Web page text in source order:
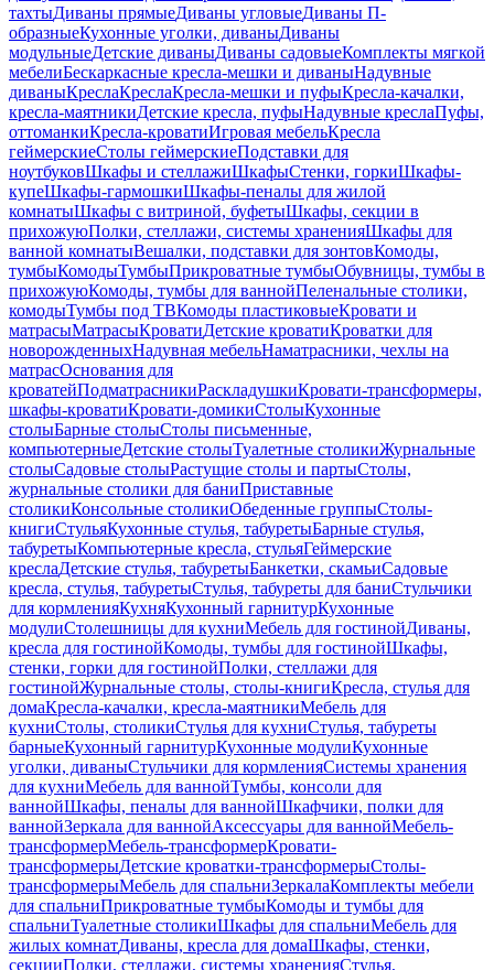
тахтыДиваны прямыеДиваны угловыеДиваны П-
образныеКухонные уголки, диваныДиваны
модульныеДетские диваныДиваны садовыеКомплекты мягкой
мебелиБескаркасные кресла-мешки и диваныНадувные
диваныКреслаКреслаКресла-мешки и пуфыКресла-качалки,
кресла-маятникиДетские кресла, пуфыНадувные креслаПуфы,
оттоманкиКресла-кроватиИгровая мебельКресла
геймерскиеСтолы геймерскиеПодставки для
ноутбуковШкафы и стеллажиШкафыСтенки, горкиШкафы-
купеШкафы-гармошкиШкафы-пеналы для жилой
комнатыШкафы с витриной, буфетыШкафы, секции в
прихожуюПолки, стеллажи, системы храненияШкафы для
ванной комнатыВешалки, подставки для зонтовКомоды,
тумбыКомодыТумбыПрикроватные тумбыОбувницы, тумбы в
прихожуюКомоды, тумбы для ваннойПеленальные столики,
комодыТумбы под ТВКомоды пластиковыеКровати и
матрасыМатрасыКроватиДетские кроватиКроватки для
новорожденныхНадувная мебельНаматрасники, чехлы на
матрасОснования для
кроватейПодматрасникиРаскладушкиКровати-трансформеры,
шкафы-кроватиКровати-домикиСтолыКухонные
столыБарные столыСтолы письменные,
компьютерныеДетские столыТуалетные столикиЖурнальные
столыСадовые столыРастущие столы и партыСтолы,
журнальные столики для баниПриставные
столикиКонсольные столикиОбеденные группыСтолы-
книгиСтульяКухонные стулья, табуретыБарные стулья,
табуретыКомпьютерные кресла, стульяГеймерские
креслаДетские стулья, табуретыБанкетки, скамьиСадовые
кресла, стулья, табуретыСтулья, табуреты для баниСтульчики
для кормленияКухняКухонный гарнитурКухонные
модулиСтолешницы для кухниМебель для гостинойДиваны,
кресла для гостинойКомоды, тумбы для гостинойШкафы,
стенки, горки для гостинойПолки, стеллажи для
гостинойЖурнальные столы, столы-книгиКресла, стулья для
домаКресла-качалки, кресла-маятникиМебель для
кухниСтолы, столикиСтулья для кухниСтулья, табуреты
барныеКухонный гарнитурКухонные модулиКухонные
уголки, диваныСтульчики для кормленияСистемы хранения
для кухниМебель для ваннойТумбы, консоли для
ваннойШкафы, пеналы для ваннойШкафчики, полки для
ваннойЗеркала для ваннойАксессуары для ваннойМебель-
трансформерМебель-трансформерКровати-
трансформерыДетские кроватки-трансформерыСтолы-
трансформерыМебель для спальниЗеркалаКомплекты мебели
для спальниПрикроватные тумбыКомоды и тумбы для
спальниТуалетные столикиШкафы для спальниМебель для
жилых комнатДиваны, кресла для домаШкафы, стенки,
секцииПолки, стеллажи, системы храненияСтулья,